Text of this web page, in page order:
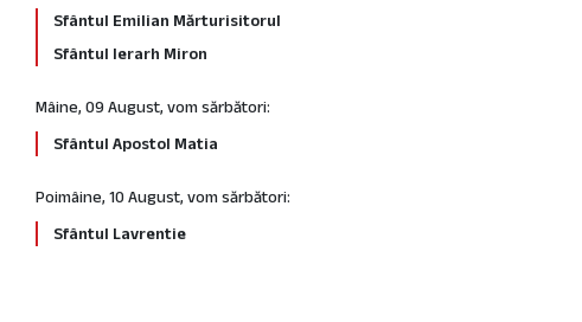
Sfântul Emilian Mărturisitorul
Sfântul Ierarh Miron
Mâine, 09 August, vom sărbători:
Sfântul Apostol Matia
Poimâine, 10 August, vom sărbători:
Sfântul Lavrentie